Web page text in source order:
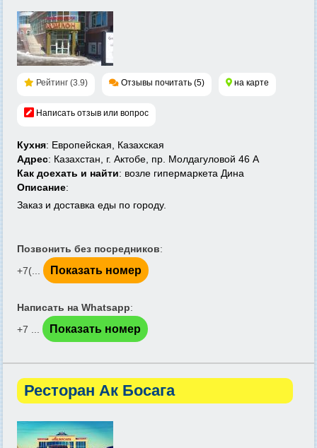
Рейтинг (3.9) Отзывы почитать (5) на карте
Написать отзыв или вопрос
Кухня: Европейская, Казахская
Адрес: Казахстан, г. Актобе, пр. Молдагуловой 46 А
Как доехать и найти: возле гипермаркета Дина
Описание:
Заказ и доставка еды по городу.
Позвонить без посредников:
+7(...
Показать номер
Написать на Whatsapp:
+7 ...
Показать номер
Ресторан Ак Босага